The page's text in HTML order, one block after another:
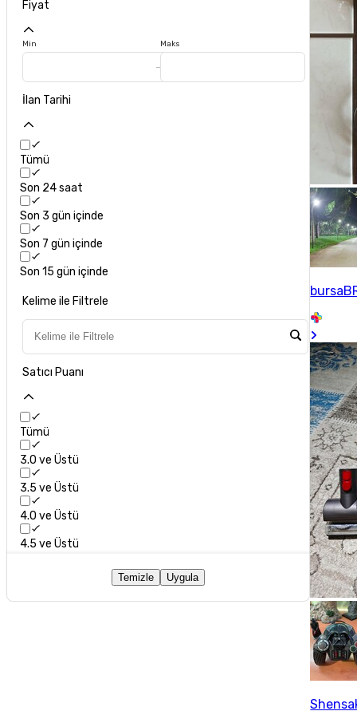
Fiyat
Min Maks
İlan Tarihi
Tümü
Son 24 saat
Son 3 gün içinde
Son 7 gün içinde
Son 15 gün içinde
Kelime ile Filtrele
Satıcı Puanı
Tümü
3.0 ve Üstü
3.5 ve Üstü
4.0 ve Üstü
4.5 ve Üstü
Temizle Uygula